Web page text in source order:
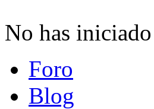
No has
Foro
Blog